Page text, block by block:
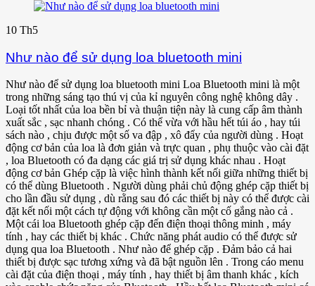
10 Th5
Như nào để sử dụng loa bluetooth mini
Như nào để sử dụng loa bluetooth mini Loa Bluetooth mini là một
trong những sáng tạo thú vị của kỉ nguyên công nghệ không dây .
Loại tốt nhất của loa bền bỉ và thuận tiện này là cung cấp âm thành
xuất sắc , sạc nhanh chóng . Có thể vừa với hầu hết túi áo , hay túi
sách nào , chịu được một số va đập , xô đẩy của người dùng . Hoạt
động cơ bản của loa là đơn giản và trực quan , phụ thuộc vào cài đặt
, loa Bluetooth có đa dạng các giá trị sử dụng khác nhau . Hoạt
động cơ bản Ghép cặp là việc hình thành kết nối giữa những thiết bị
có thể dùng Bluetooth . Người dùng phải chủ động ghép cặp thiết bị
cho lần đầu sử dụng , dù rằng sau đó các thiết bị này có thể được cài
đặt kết nối một cách tự động với không cần một cố gắng nào cả .
Một cái loa Bluetooth ghép cặp đến điện thoại thông minh , máy
tính , hay các thiết bị khác . Chức năng phát audio có thể được sử
dụng qua loa Bluetooth . Như nào để ghép cặp . Đảm bảo cả hai
thiết bị được sạc tương xứng và đã bật nguồn lên . Trong cáo menu
cài đặt của điện thoại , máy tính , hay thiết bị âm thanh khác , kích